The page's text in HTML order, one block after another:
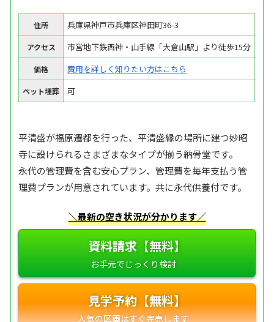
住所 兵庫県神戸市兵庫区神田町36-3
アクセス 市営地下鉄西神・山手線「大倉山駅」より徒歩15分
価格 費用を詳しく知りたい方はこちら
ペット埋葬 可
平清盛が福原遷都を行った、平清盛縁の場所に建つ妙昭
寺に設けられるさまざまなタイプが揃う納骨堂です。
永代の管理費を含む安心プラン、管理費を毎年支払う管
理費プランが用意されています。共に永代供養付です。
＼最新の空き状況が分かります／
資料請求【無料】
見学予約【無料】